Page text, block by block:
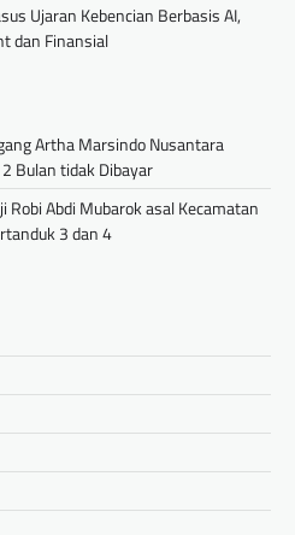
Ujaran Kebencian Berbasis AI,
dan Finansial
Artha Marsindo Nusantara
Bulan tidak Dibayar
Robi Abdi Mubarok asal Kecamatan
3 dan 4